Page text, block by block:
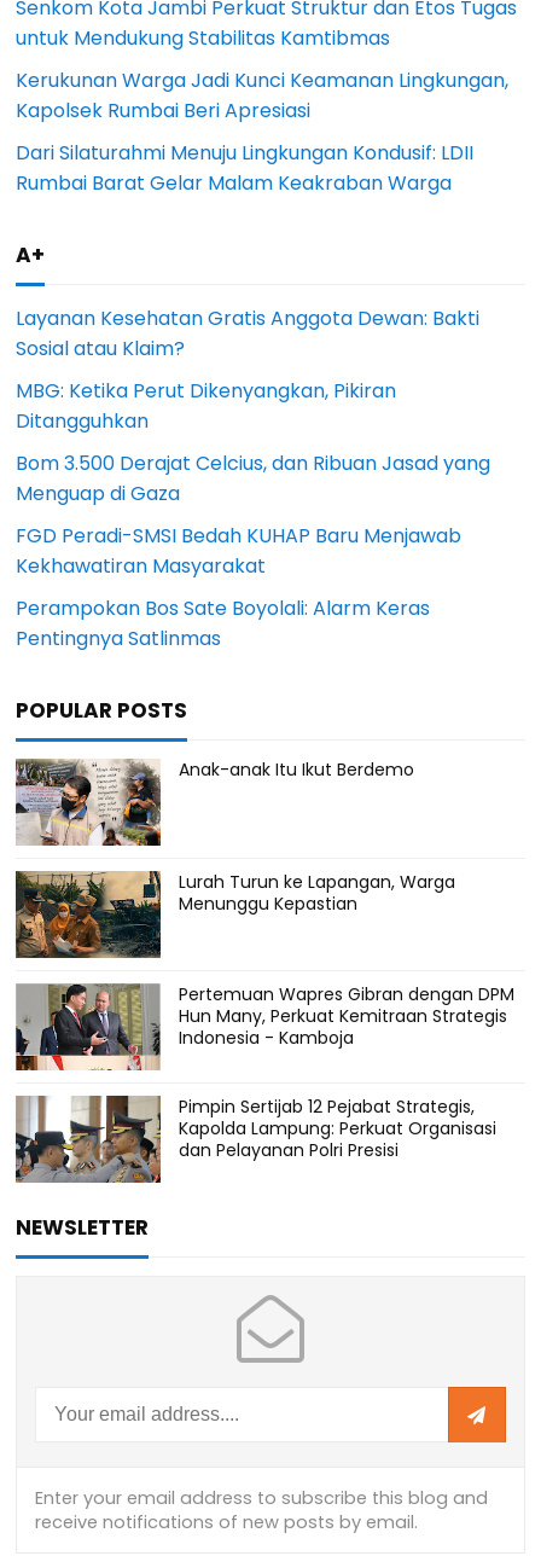
Senkom Kota Jambi Perkuat Struktur dan Etos Tugas
untuk Mendukung Stabilitas Kamtibmas
Kerukunan Warga Jadi Kunci Keamanan Lingkungan,
Kapolsek Rumbai Beri Apresiasi
Dari Silaturahmi Menuju Lingkungan Kondusif: LDII
Rumbai Barat Gelar Malam Keakraban Warga
A+
Layanan Kesehatan Gratis Anggota Dewan: Bakti
Sosial atau Klaim?
MBG: Ketika Perut Dikenyangkan, Pikiran
Ditangguhkan
Bom 3.500 Derajat Celcius, dan Ribuan Jasad yang
Menguap di Gaza
FGD Peradi-SMSI Bedah KUHAP Baru Menjawab
Kekhawatiran Masyarakat
Perampokan Bos Sate Boyolali: Alarm Keras
Pentingnya Satlinmas
POPULAR POSTS
Anak-anak Itu Ikut Berdemo
Lurah Turun ke Lapangan, Warga
Menunggu Kepastian
Pertemuan Wapres Gibran dengan DPM
Hun Many, Perkuat Kemitraan Strategis
Indonesia - Kamboja
Pimpin Sertijab 12 Pejabat Strategis,
Kapolda Lampung: Perkuat Organisasi
dan Pelayanan Polri Presisi
NEWSLETTER